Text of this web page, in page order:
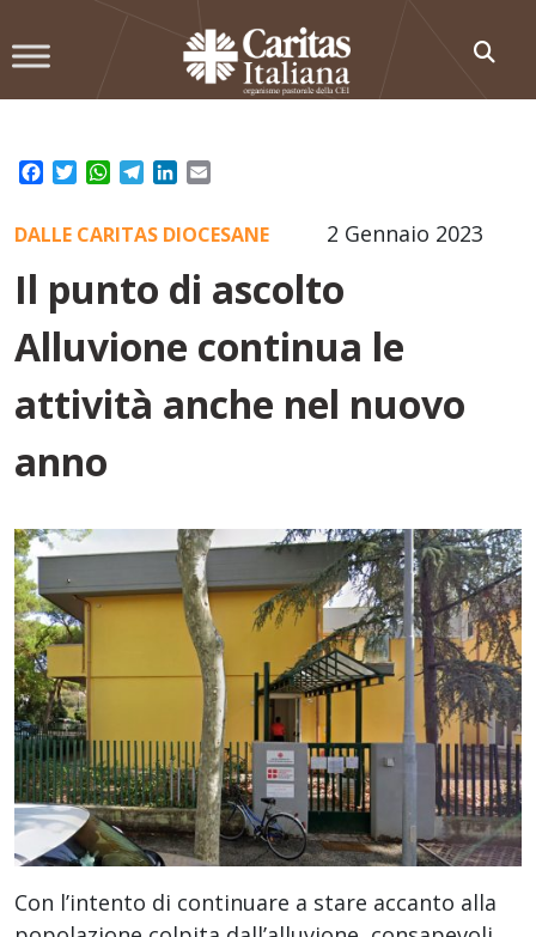
to
Facebook
TwitterWhatsApp
TelegramLinkedIn
2 Gennaio 2023
DALLE CARITAS DIOCESANE
Il punto di ascolto
Alluvione continua le
attività anche nel nuovo
anno
Con l’intento di continuare a stare accanto alla